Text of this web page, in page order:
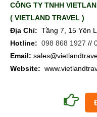
CÔNG TY TNHH
( VIETLAND TRAVEL )
Địa Chỉ: Tầng 7, 15 Yên
Hotline: 098 868 1927 //
Email:
Website: